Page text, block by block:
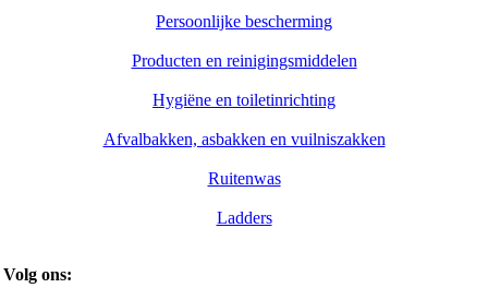
Persoonlijke bescherming
Producten en reinigingsmiddelen
Hygiëne en toiletinrichting
Afvalbakken, asbakken en vuilniszakken
Ruitenwas
Ladders
Volg ons: